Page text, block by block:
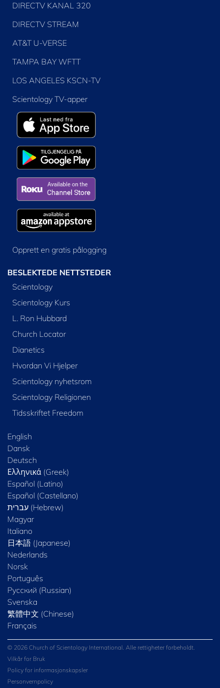
DIRECTV KANAL 320
DIRECTV STREAM
AT&T U-VERSE
TAMPA BAY WFTT
LOS ANGELES KSCN-TV
Scientology TV-apper
Opprett en gratis pålogging
BESLEKTEDE NETTSTEDER
Scientology
Scientology Kurs
L. Ron Hubbard
Church Locator
Dianetics
Hvordan Vi Hjelper
Scientology nyhetsrom
Scientology Religionen
Tidsskriftet Freedom
English
Dansk
Deutsch
Ελληνικά (Greek)
Español (Latino)
Español (Castellano)
Magyar
Italiano
日本語 (Japanese)
Nederlands
Norsk
Português
Русский (Russian)
Svenska
繁體中文 (Chinese)
Français
© 2026 Church of Scientology International. Alle rettigheter forbeholdt.
Vilkår for Bruk
Policy for informasjonskapsler
Personvernpolicy